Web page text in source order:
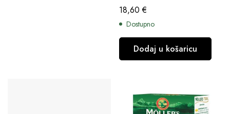
18,60€
Dostupno
Dodaj u košaricu